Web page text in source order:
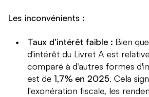
Les inconvénients :
Taux d'intérêt faible : Bien
d'intérêt du Livret A est
comparé à d'autres formes
est de 1,7% en 2025. Cela
l'exonération fiscale, les